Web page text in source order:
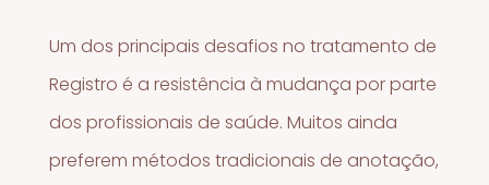
Um dos principais desafios no tratamento de
Registro é a resistência à mudança por parte
dos profissionais de saúde. Muitos ainda
preferem métodos tradicionais de anotação,